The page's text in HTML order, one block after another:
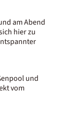
am Abend
hier zu
und
vom